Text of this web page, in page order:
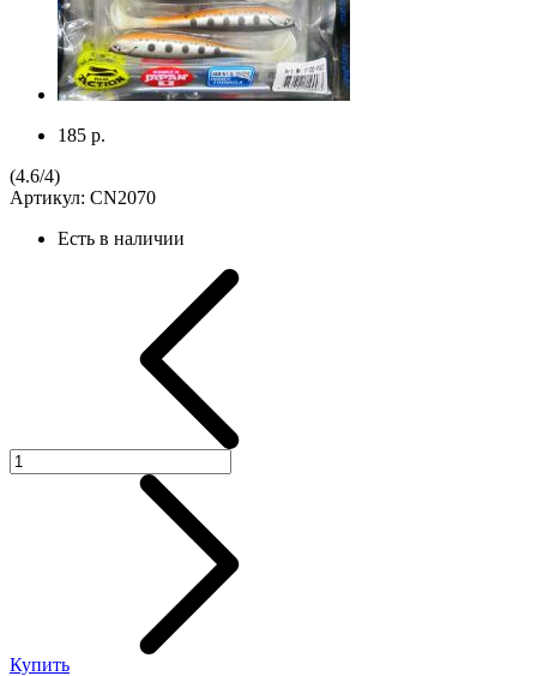
185 р.
(4.6/4)
Артикул: CN2070
Есть в наличии
Купить